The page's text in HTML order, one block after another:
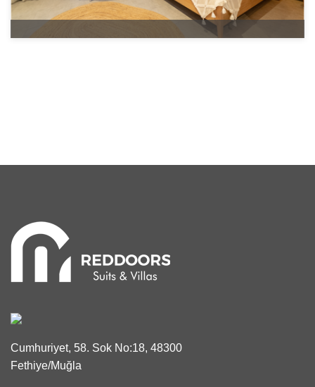
Cumhuriyet, 58. Sok No:18, 48300
Fethiye/Muğla